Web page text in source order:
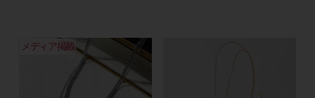
メディア掲載